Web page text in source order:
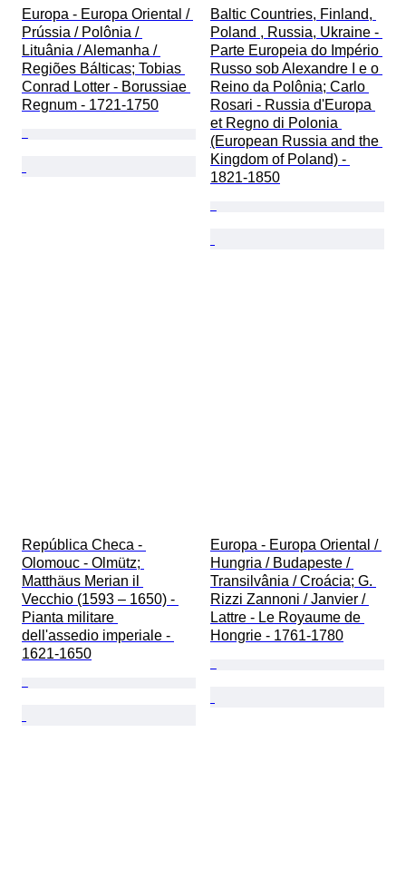
Europa - Europa Oriental /
Prússia / Polônia /
Lituânia / Alemanha /
Regiões Bálticas; Tobias
Conrad Lotter - Borussiae
Regnum - 1721-1750
Baltic Countries, Finland,
Poland , Russia, Ukraine -
Parte Europeia do Império
Russo sob Alexandre I e o
Reino da Polônia; Carlo
Rosari - Russia d'Europa
et Regno di Polonia
(European Russia and the
Kingdom of Poland) -
1821-1850
República Checa -
Olomouc - Olmütz;
Matthäus Merian il
Vecchio (1593 – 1650) -
Pianta militare
dell'assedio imperiale -
1621-1650
Europa - Europa Oriental /
Hungria / Budapeste /
Transilvânia / Croácia; G.
Rizzi Zannoni / Janvier /
Lattre - Le Royaume de
Hongrie - 1761-1780